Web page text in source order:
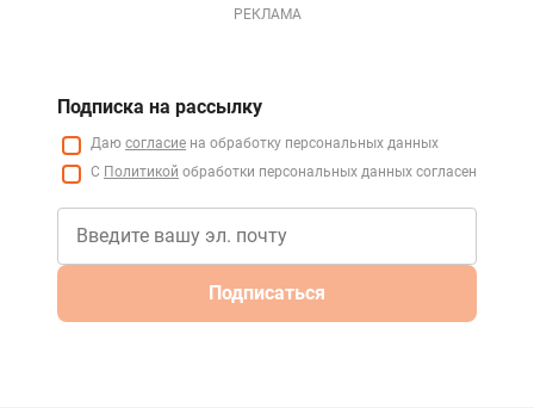
РЕКЛАМА
Подписка на рассылку
Даю согласие на обработку персональных данных
С Политикой обработки персональных данных согласен
Подписаться